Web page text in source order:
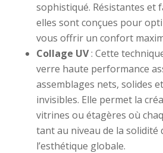
sophistiqué. Résistantes et
elles sont conçues pour
vous offrir un confort
Collage UV: Cette
verre haute performance
assemblages nets, solides
invisibles. Elle permet la
vitrines ou étagères où
tant au niveau de la solidité
l’esthétique globale.